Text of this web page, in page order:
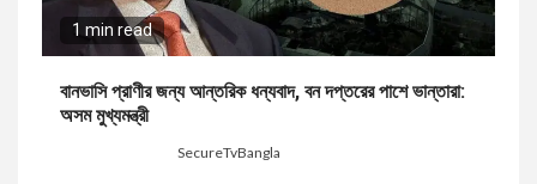
1 min read
বানভাসি প্রাণীর জন্য আন্তরিক ধন্যবাদ, বন দপ্তরের পাশে ভান্তারা:
অসম মুখ্যমন্ত্রী
SecureTvBangla